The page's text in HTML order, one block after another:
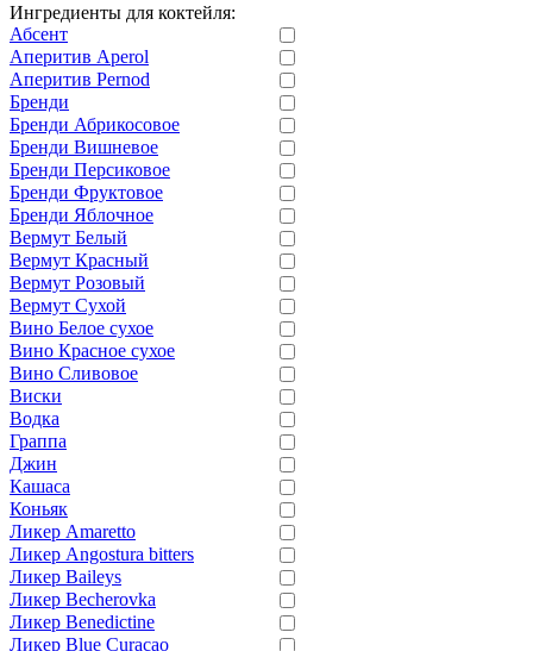
Ингредиенты для коктейля:
Абсент
Аперитив Aperol
Аперитив Pernod
Бренди
Бренди Абрикосовое
Бренди Вишневое
Бренди Персиковое
Бренди Фруктовое
Бренди Яблочное
Вермут Белый
Вермут Красный
Вермут Розовый
Вермут Сухой
Вино Белое сухое
Вино Красное сухое
Вино Сливовое
Виски
Водка
Граппа
Джин
Кашаса
Коньяк
Ликер Amaretto
Ликер Angostura bitters
Ликер Baileys
Ликер Becherovka
Ликер Benedictine
Ликер Blue Curacao